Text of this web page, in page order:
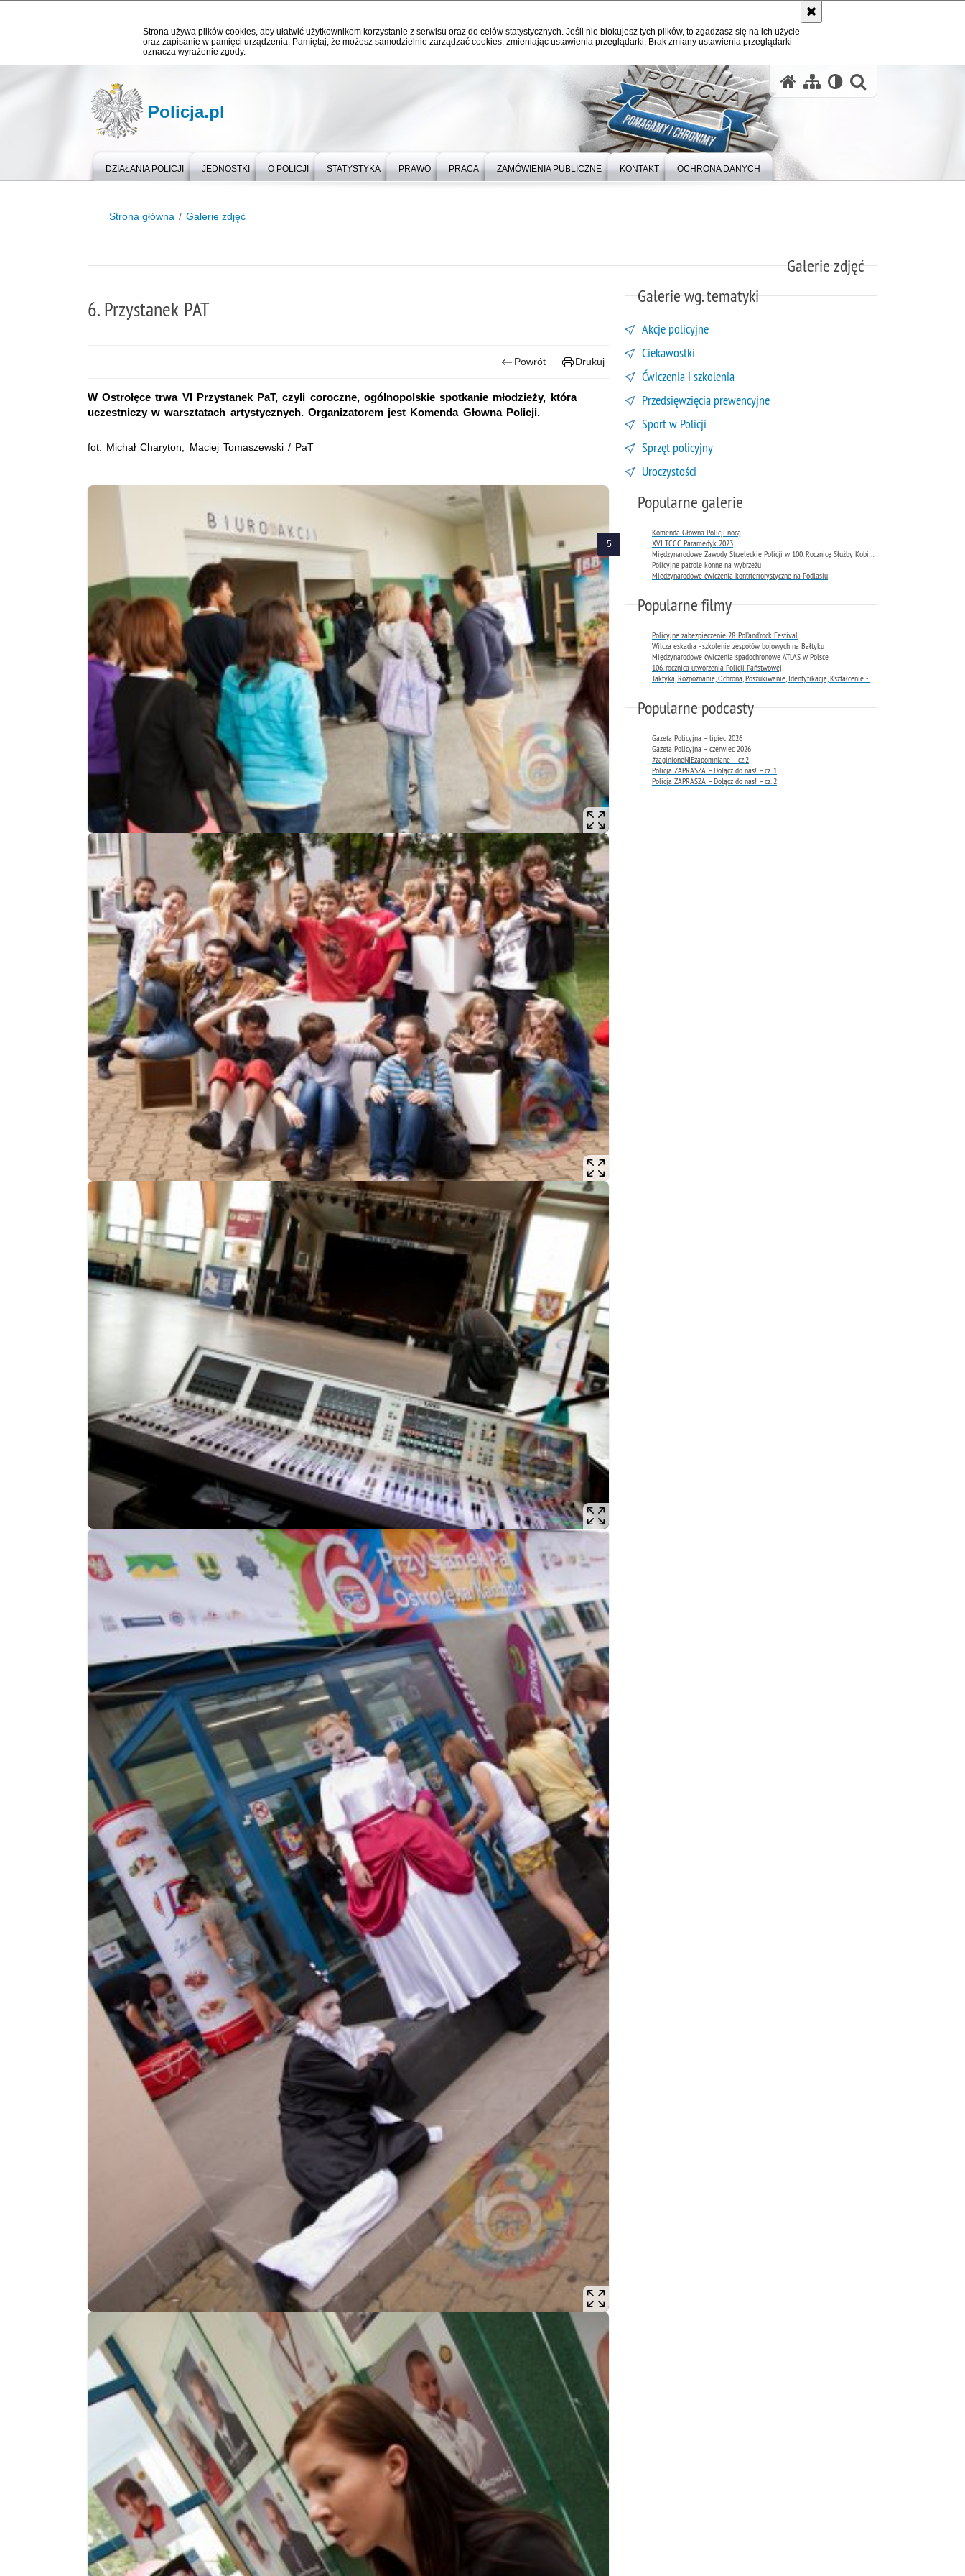
Strona używa plików cookies, aby ułatwić użytkownikom korzystanie z serwisu oraz do celów statystycznych. Jeśli nie blokujesz tych plików, to zgadzasz się na ich użycie
oraz zapisanie w pamięci urządzenia. Pamiętaj, że możesz samodzielnie zarządzać cookies, zmieniając ustawienia przeglądarki. Brak zmiany ustawienia przeglądarki
oznacza wyrażenie zgody.
Policja.pl
DZIAŁANIA POLICJI JEDNOSTKI O POLICJI STATYSTYKA PRAWO PRACA ZAMÓWIENIA PUBLICZNE KONTAKT OCHRONA DANYCH
Strona główna Galerie zdjęć
Galerie zdjęć
6. Przystanek PAT
Powrót Drukuj
W Ostrołęce trwa VI Przystanek PaT, czyli coroczne, ogólnopolskie spotkanie młodzieży, która
uczestniczy w warsztatach artystycznych. Organizatorem jest Komenda Głowna Policji.
fot. Michał Charyton, Maciej Tomaszewski / PaT
Galerie wg. tematyki
Akcje policyjne
Ciekawostki
Ćwiczenia i szkolenia
Przedsięwzięcia prewencyjne
Sport w Policji
Sprzęt policyjny
Uroczystości
Popularne galerie
Komenda Główna Policji nocą
XVI TCCC Paramedyk 2023
Międzynarodowe Zawody Strzeleckie Policji w 100. Rocznicę Służby Kobiet w Policji
Policyjne patrole konne na wybrzeżu
Międzynarodowe ćwiczenia kontrterrorystyczne na Podlasiu
Popularne filmy
Policyjne zabezpieczenie 28. Pol’and’rock Festival
Wilcza eskadra - szkolenie zespołów bojowych na Bałtyku
Międzynarodowe ćwiczenia spadochronowe ATLAS w Polsce
106. rocznica utworzenia Policji Państwowej
Taktyka, Rozpoznanie, Ochrona, Poszukiwanie, Identyfikacja, Kształcenie - TROPIK-9
Popularne podcasty
Gazeta Policyjna – lipiec 2026
Gazeta Policyjna – czerwiec 2026
#zaginioneNIEzapomniane – cz.2
Policja ZAPRASZA – Dołącz do nas! – cz. 1
Policja ZAPRASZA – Dołącz do nas! – cz. 2